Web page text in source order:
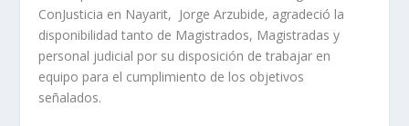
ConJusticia en Nayarit, Jorge Arzubide, agradeció la
disponibilidad tanto de Magistrados, Magistradas y
personal judicial por su disposición de trabajar en
equipo para el cumplimiento de los objetivos
señalados.